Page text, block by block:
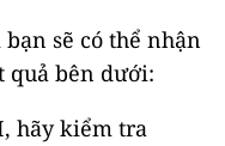
sẽ có thể nhận
quả bên dưới:
hãy kiểm tra